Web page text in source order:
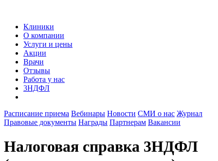
Клиники
О компании
Услуги и цены
Акции
Врачи
Отзывы
Работа у нас
3НДФЛ
Расписание приема Вебинары Новости СМИ о нас Журнал
Правовые документы Награды Партнерам Вакансии
Налоговая справка 3НДФЛ